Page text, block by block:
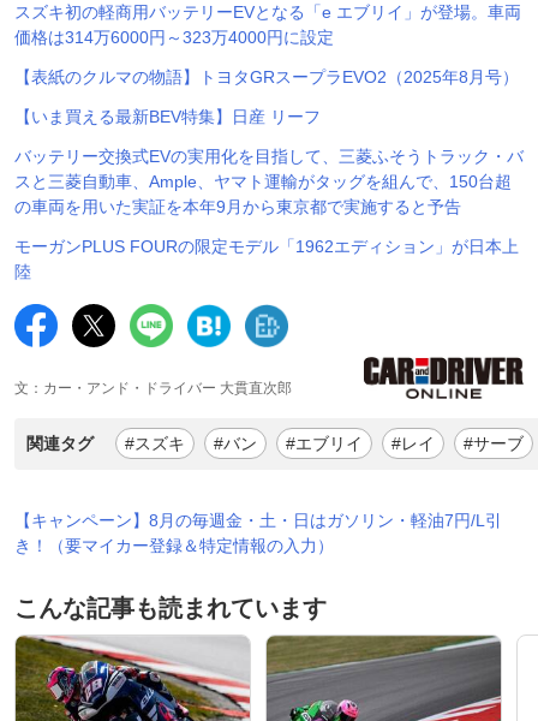
スズキ初の軽商用バッテリーEVとなる「e エブリイ」が登場。車両
価格は314万6000円～323万4000円に設定
【表紙のクルマの物語】トヨタGRスープラEVO2（2025年8月号）
【いま買える最新BEV特集】日産 リーフ
バッテリー交換式EVの実用化を目指して、三菱ふそうトラック・バ
スと三菱自動車、Ample、ヤマト運輸がタッグを組んで、150台超
の車両を用いた実証を本年9月から東京都で実施すると予告
モーガンPLUS FOURの限定モデル「1962エディション」が日本上
陸
文：カー・アンド・ドライバー 大貫直次郎
関連タグ #スズキ #バン #エブリイ #レイ #サーブ
【キャンペーン】8月の毎週金・土・日はガソリン・軽油7円/L引
き！（要マイカー登録＆特定情報の入力）
こんな記事も読まれています